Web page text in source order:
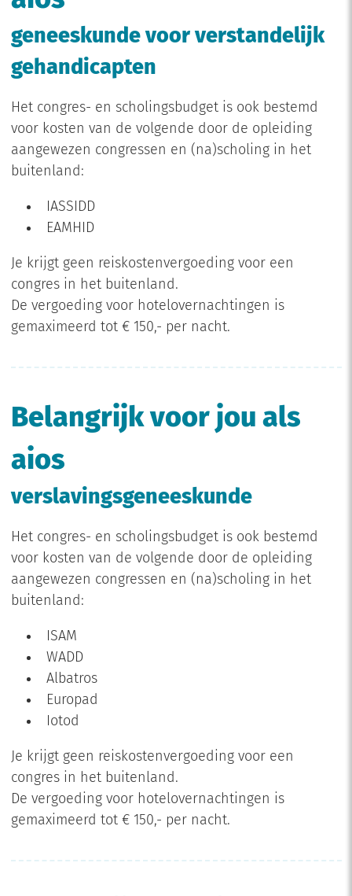
geneeskunde voor verstandelijk
gehandicapten
Het congres- en scholingsbudget is ook bestemd
voor kosten van de volgende door de opleiding
aangewezen congressen en (na)scholing in het
buitenland:
IASSIDD
EAMHID
Je krijgt geen reiskostenvergoeding voor een
congres in het buitenland.
De vergoeding voor hotelovernachtingen is
gemaximeerd tot € 150,- per nacht.
Belangrijk voor jou als
aios
verslavingsgeneeskunde
Het congres- en scholingsbudget is ook bestemd
voor kosten van de volgende door de opleiding
aangewezen congressen en (na)scholing in het
buitenland:
ISAM
WADD
Albatros
Europad
Iotod
Je krijgt geen reiskostenvergoeding voor een
congres in het buitenland.
De vergoeding voor hotelovernachtingen is
gemaximeerd tot € 150,- per nacht.